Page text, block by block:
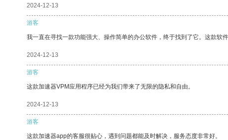
2024-12-13
游客
我一直在寻找一款功能强大、操作简单的办公软件，终于找到了它。这款软
2024-12-13
游客
这款加速器VPM应用程序已经为我们带来了无限的隐私和自由。
2024-12-13
游客
这款加速器app的客服很贴心，遇到问题都能及时解决，服务态度非常好。